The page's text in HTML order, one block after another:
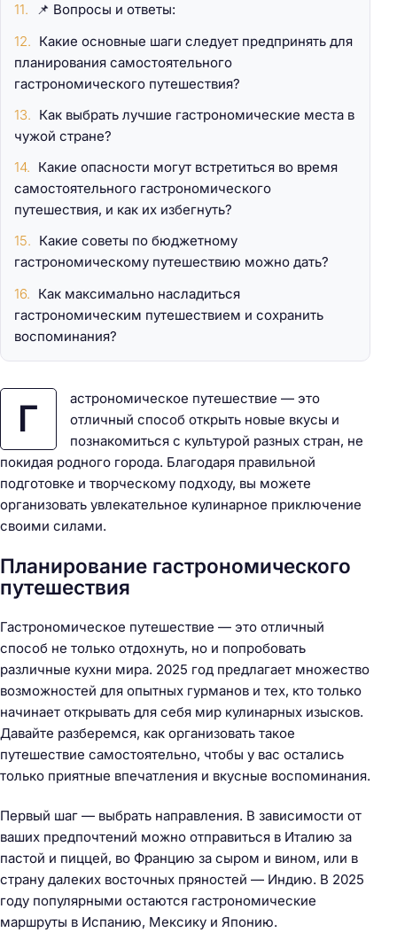
Г
астрономическое путешествие — это
отличный способ открыть новые вкусы и
познакомиться с культурой разных стран, не
покидая родного города. Благодаря правильной
подготовке и творческому подходу, вы можете
организовать увлекательное кулинарное приключение
своими силами.
Планирование гастрономического
путешествия
Гастрономическое путешествие — это отличный
способ не только отдохнуть, но и попробовать
различные кухни мира. 2025 год предлагает множество
возможностей для опытных гурманов и тех, кто только
начинает открывать для себя мир кулинарных изысков.
Давайте разберемся, как организовать такое
путешествие самостоятельно, чтобы у вас остались
только приятные впечатления и вкусные воспоминания.
Первый шаг — выбрать направления. В зависимости от
ваших предпочтений можно отправиться в Италию за
пастой и пиццей, во Францию за сыром и вином, или в
страну далеких восточных пряностей — Индию. В 2025
году популярными остаются гастрономические
маршруты в Испанию, Мексику и Японию.
📌 Вопросы и ответы:
Какие основные шаги следует предпринять для
планирования самостоятельного
гастрономического путешествия?
Как выбрать лучшие гастрономические места в
чужой стране?
Какие опасности могут встретиться во время
самостоятельного гастрономического
путешествия, и как их избегнуть?
Какие советы по бюджетному
гастрономическому путешествию можно дать?
Как максимально насладиться
гастрономическим путешествием и сохранить
воспоминания?